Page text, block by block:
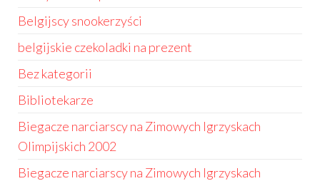
Belgijscy snookerzyści
belgijskie czekoladki na prezent
Bez kategorii
Bibliotekarze
Biegacze narciarscy na Zimowych Igrzyskach
Olimpijskich 2002
Biegacze narciarscy na Zimowych Igrzyskach